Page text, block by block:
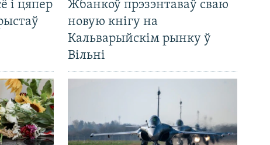
і цяпер
Жбанкоў прэзэнтаваў сваю
новую кнігу на
Кальварыйскім рынку ў
Вільні